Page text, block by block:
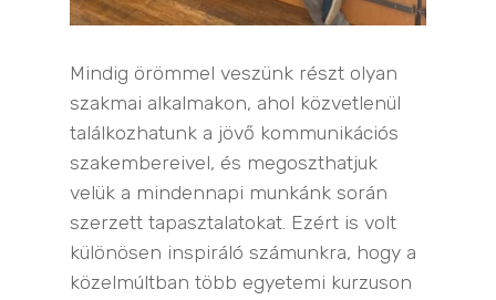
Mindig örömmel veszünk részt olyan
szakmai alkalmakon, ahol közvetlenül
találkozhatunk a jövő kommunikációs
szakembereivel, és megoszthatjuk
velük a mindennapi munkánk során
szerzett tapasztalatokat. Ezért is volt
különösen inspiráló számunkra, hogy a
közelmúltban több egyetemi kurzuson